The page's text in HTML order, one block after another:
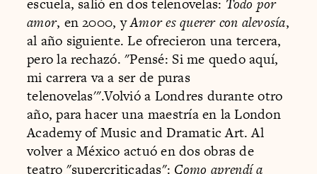
escuela, salió en dos telenovelas: Todo por
amor, en 2000, yAmor es querer con alevosía,
al año siguiente. Le ofrecieron una tercera,
pero la rechazó. "Pensé: Si me quedo aquí,
mi carrera va a ser de puras
telenovelas'".Volvió a Londres durante otro
año, para hacer una maestría en la London
Academy of Music and Dramatic Art. Al
volver a México actuó en dos obras de
teatro "supercriticadas": Como aprendí a